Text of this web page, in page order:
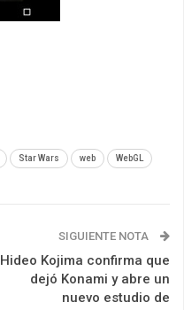
Star Wars web WebGL
SIGUIENTE NOTA
Hideo Kojima confirma que
dejó Konami y abre un
nuevo estudio de